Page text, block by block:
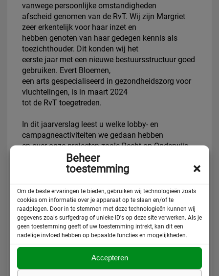
Beheer
toestemming
Om de beste ervaringen te bieden, gebruiken wij technologieën zoals
cookies om informatie over je apparaat op te slaan en/of te
raadplegen. Door in te stemmen met deze technologieën kunnen wij
gegevens zoals surfgedrag of unieke ID's op deze site verwerken. Als je
geen toestemming geeft of uw toestemming intrekt, kan dit een
nadelige invloed hebben op bepaalde functies en mogelijkheden.
Accepteren
vanwege persoonlijke omstandigheden
afscheid genomen van de RvT. Wij zijn Margriet
zeer erkentelijk voor haar inzet en
hebben genoten van haar gedegen kennis als
toezichthouder. Dit konden wij het
eerste jaar met een nieuwe bestuursstructuur goed
gebruiken. Evert Bloemen,
een arts gespecialiseerd in gezondheidszorg voor
vluchtelingen, is in maart 2024
tot de RvT toegetreden.
In dit jaarverslag leest u welke lobby- en
campagneactiviteiten we gedaan hebben
en over onze projecten zoals Recht op Onderwijs,
Staatloosheid en de ASKV
Ambassade. U leest welke resultaten onze
bereikt hebben en hoe we dat hebben gerealiseerd.
U vindt informatie over onze
uitgangspunten en leest over onze visie en missie.
‘Veranderen door doen’ is ons motto. Dit deden we
komende jaren doen. Dit kunnen we natuurlijk niet
zonder onze medewerkers,